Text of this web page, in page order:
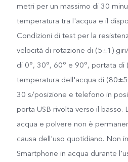
metri per un massimo di 30
temperatura tra l'acqua e il
Condizioni di test per la
velocità di rotazione di (5±1)
di 0°, 30°, 60° e 90°, portata di
temperatura dell'acqua di
30 s/posizione e telefono in
porta USB rivolta verso il basso.
acqua e polvere non è
causa dell'uso quotidiano. Non
Smartphone in acqua durante